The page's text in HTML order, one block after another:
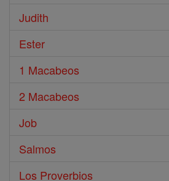
Judith
Ester
1 Macabeos
2 Macabeos
Job
Salmos
Los Proverbios